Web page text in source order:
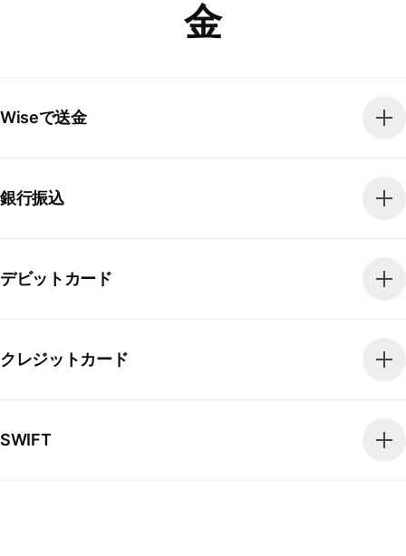
金
Wiseで送金
銀行振込
デビットカード
クレジットカード
SWIFT